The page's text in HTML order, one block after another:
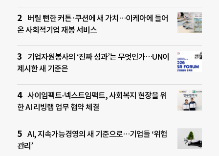
버릴 뻔한 커튼·쿠션에 새 가치…이케아에 들어
온 사회적기업 재봉 서비스
기업자원봉사의 ‘진짜 성과’는 무엇인가…UN이
제시한 새 기준은
사이임팩트-넥스트임팩트, 사회복지 현장을 위
한 AI 리빙랩 업무 협약 체결
AI, 지속가능경영의 새 기준으로…기업들 ‘위험
관리’